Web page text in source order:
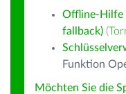
Offline-Hilfe
fallback) (
Funktion
Möchten Sie die